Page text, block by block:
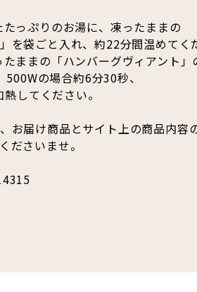
っぷりのお湯に、凍ったままの
を袋ごと入れ、約22分間温めてく
ままの「ハンバーグヴィアント」
の場合約6分30秒、
してください。
お届け商品とサイト上の商品内容
ださいませ。